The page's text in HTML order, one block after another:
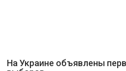
На Украине объявлены